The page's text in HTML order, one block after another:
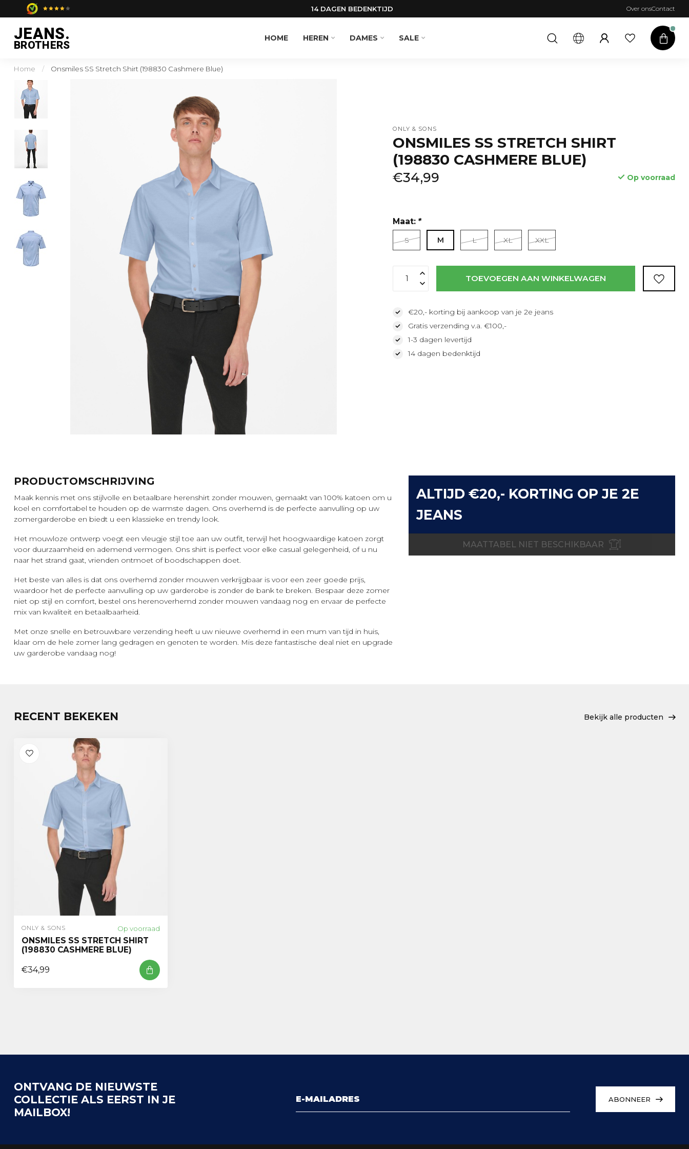
14 DAGEN BEDENKTIJD Over onsContact
JEANS.
BROTHERS HOME HEREN DAMES SALE
Home / Onsmiles SS Stretch Shirt (198830 Cashmere Blue)
ONLY & SONS
ONSMILES SS STRETCH SHIRT
(198830 CASHMERE BLUE)
€34,99 Op voorraad
Maat: *
S M L XL XXL
TOEVOEGEN AAN WINKELWAGEN
€20,- korting bij aankoop van je 2e jeans
Gratis verzending v.a. €100,-
1-3 dagen levertijd
14 dagen bedenktijd
PRODUCTOMSCHRIJVING
Maak kennis met ons stijlvolle en betaalbare herenshirt zonder mouwen, gemaakt van 100% katoen om u
koel en comfortabel te houden op de warmste dagen. Ons overhemd is de perfecte aanvulling op uw
zomergarderobe en biedt u een klassieke en trendy look.
Het mouwloze ontwerp voegt een vleugje stijl toe aan uw outfit, terwijl het hoogwaardige katoen zorgt
voor duurzaamheid en ademend vermogen. Ons shirt is perfect voor elke casual gelegenheid, of u nu
naar het strand gaat, vrienden ontmoet of boodschappen doet.
Het beste van alles is dat ons overhemd zonder mouwen verkrijgbaar is voor een zeer goede prijs,
waardoor het de perfecte aanvulling op uw garderobe is zonder de bank te breken. Bespaar deze zomer
niet op stijl en comfort, bestel ons herenoverhemd zonder mouwen vandaag nog en ervaar de perfecte
mix van kwaliteit en betaalbaarheid.
Met onze snelle en betrouwbare verzending heeft u uw nieuwe overhemd in een mum van tijd in huis,
klaar om de hele zomer lang gedragen en genoten te worden. Mis deze fantastische deal niet en upgrade
uw garderobe vandaag nog!
ALTIJD €20,- KORTING OP JE 2E
JEANS
MAATTABEL NIET BESCHIKBAAR
RECENT BEKEKEN Bekijk alle producten
ONLY & SONS Op voorraad
ONSMILES SS STRETCH SHIRT
(198830 CASHMERE BLUE)
€34,99
ONTVANG DE NIEUWSTE
COLLECTIE ALS EERST IN JE
MAILBOX!
ABONNEER